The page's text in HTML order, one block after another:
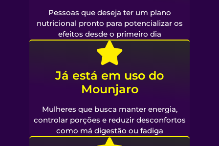
Pessoas que deseja ter um plano
nutricional pronto para potencializar os
efeitos desde o primeiro dia
Já está em uso do
Mounjaro
Mulheres que busca manter energia,
controlar porções e reduzir desconfortos
como má digestão ou fadiga